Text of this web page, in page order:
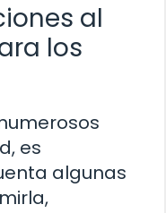
al
los
es
algunas